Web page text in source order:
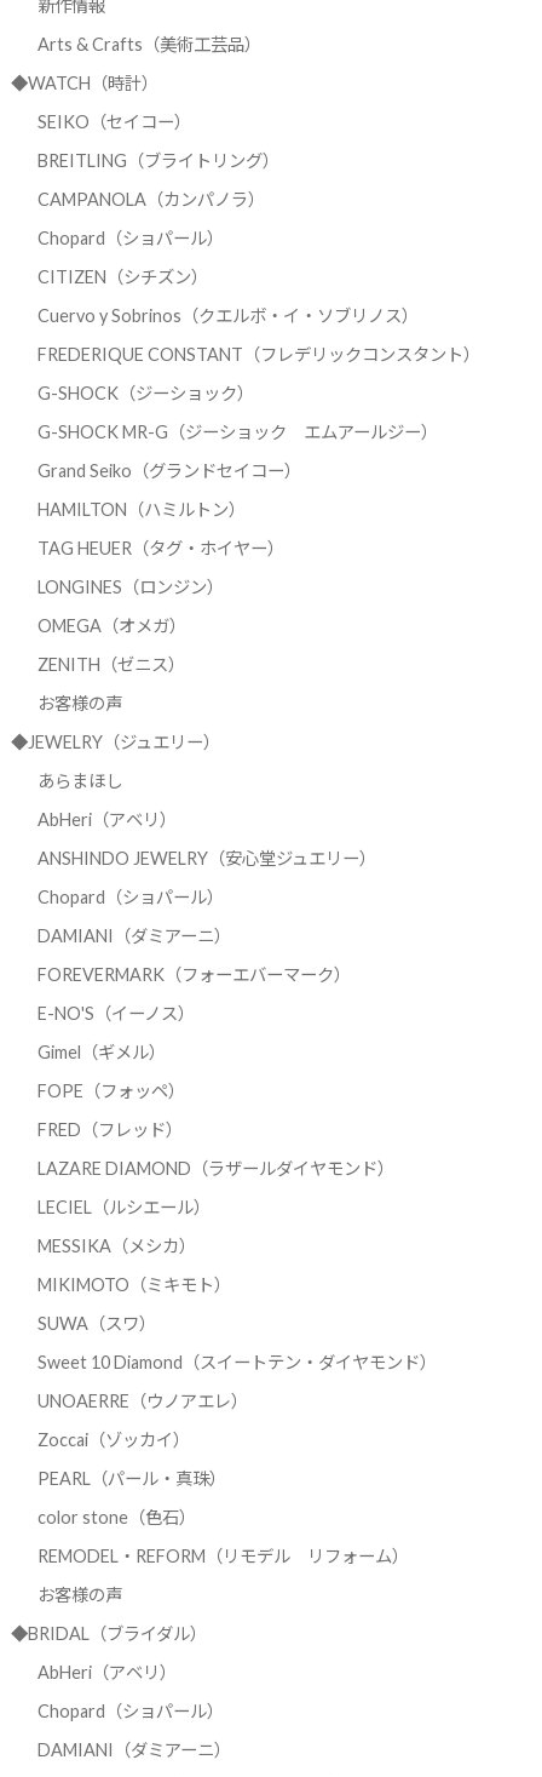
新作情報
Arts & Crafts（美術工芸品）
◆WATCH（時計）
SEIKO（セイコー）
BREITLING（ブライトリング）
CAMPANOLA（カンパノラ）
Chopard（ショパール）
CITIZEN（シチズン）
Cuervo y Sobrinos（クエルボ・イ・ソブリノス）
FREDERIQUE CONSTANT（フレデリックコンスタント）
G-SHOCK（ジーショック）
G-SHOCK MR-G（ジーショック エムアールジー）
Grand Seiko（グランドセイコー）
HAMILTON（ハミルトン）
TAG HEUER（タグ・ホイヤー）
LONGINES（ロンジン）
OMEGA（オメガ）
ZENITH（ゼニス）
お客様の声
◆JEWELRY（ジュエリー）
あらまほし
AbHeri（アベリ）
ANSHINDO JEWELRY（安心堂ジュエリー）
Chopard（ショパール）
DAMIANI（ダミアーニ）
FOREVERMARK（フォーエバーマーク）
E-NO'S（イーノス）
Gimel（ギメル）
FOPE（フォッペ）
FRED（フレッド）
LAZARE DIAMOND（ラザールダイヤモンド）
LECIEL（ルシエール）
MESSIKA（メシカ）
MIKIMOTO（ミキモト）
SUWA（スワ）
Sweet 10 Diamond（スイートテン・ダイヤモンド）
UNOAERRE（ウノアエレ）
Zoccai（ゾッカイ）
PEARL（パール・真珠）
color stone（色石）
REMODEL・REFORM（リモデル リフォーム）
お客様の声
◆BRIDAL（ブライダル）
AbHeri（アベリ）
Chopard（ショパール）
DAMIANI（ダミアーニ）